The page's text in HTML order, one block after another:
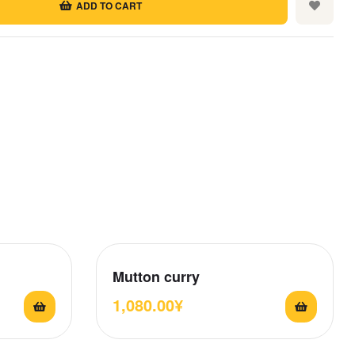
ADD TO CART
Mutton curry
1,080.00¥